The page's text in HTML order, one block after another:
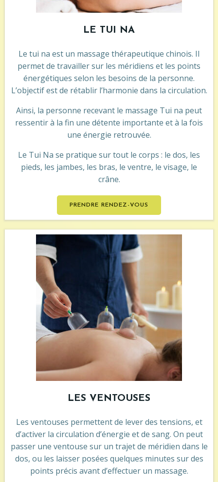
LE TUI NA
Le tui na est un massage thérapeutique chinois. Il
permet de travailler sur les méridiens et les points
énergétiques selon les besoins de la personne.
L’objectif est de rétablir l’harmonie dans la circulation.
Ainsi, la personne recevant le massage Tui na peut
ressentir à la fin une détente importante et à la fois
une énergie retrouvée.
Le Tui Na se pratique sur tout le corps : le dos, les
pieds, les jambes, les bras, le ventre, le visage, le
crâne.
PRENDRE RENDEZ-VOUS
LES VENTOUSES
Les ventouses permettent de lever des tensions, et
d’activer la circulation d’énergie et de sang. On peut
passer une ventouse sur un trajet de méridien dans le
dos, ou les laisser posées quelques minutes sur des
points précis avant d’effectuer un massage.